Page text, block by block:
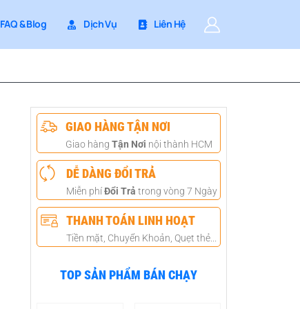
FAQ & Blog Dịch Vụ Liên Hệ
GIAO HÀNG TẬN NƠI
Giao hàngTận Nơi nội thành HCM
DỄ DÀNG ĐỔI TRẢ
Miễn phíĐổi Trả trong vòng 7 Ngày
THANH TOÁN LINH HOẠT
Tiền mặt, Chuyển Khoản, Quẹt thẻ...
TOP SẢN PHẨM BÁN CHẠY